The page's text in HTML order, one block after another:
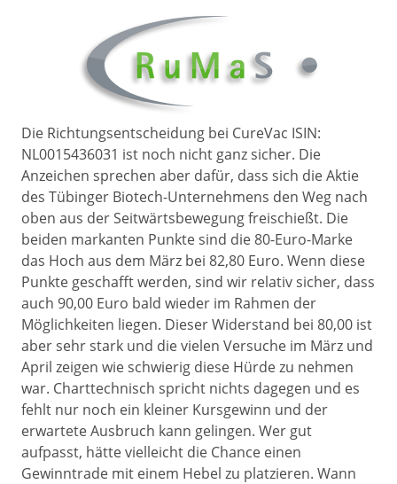
Die Richtungsentscheidung bei CureVac ISIN:
NL0015436031 ist noch nicht ganz sicher. Die
Anzeichen sprechen aber dafür, dass sich die Aktie
des Tübinger Biotech-Unternehmens den Weg nach
oben aus der Seitwärtsbewegung freischießt. Die
beiden markanten Punkte sind die 80-Euro-Marke
das Hoch aus dem März bei 82,80 Euro. Wenn diese
Punkte geschafft werden, sind wir relativ sicher, dass
auch 90,00 Euro bald wieder im Rahmen der
Möglichkeiten liegen. Dieser Widerstand bei 80,00 ist
aber sehr stark und die vielen Versuche im März und
April zeigen wie schwierig diese Hürde zu nehmen
war. Charttechnisch spricht nichts dagegen und es
fehlt nur noch ein kleiner Kursgewinn und der
erwartete Ausbruch kann gelingen. Wer gut
aufpasst, hätte vielleicht die Chance einen
Gewinntrade mit einem Hebel zu platzieren. Wann